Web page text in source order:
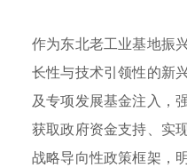
作为东北老工业基地振
长性与技术引领性的新
及专项发展基金注入，
获取政府资金支持、实
战略导向性政策框架，